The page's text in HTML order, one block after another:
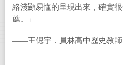
絡淺顯易懂的呈現出來，確實
薦。」
——王偲宇．員林高中歷史教師